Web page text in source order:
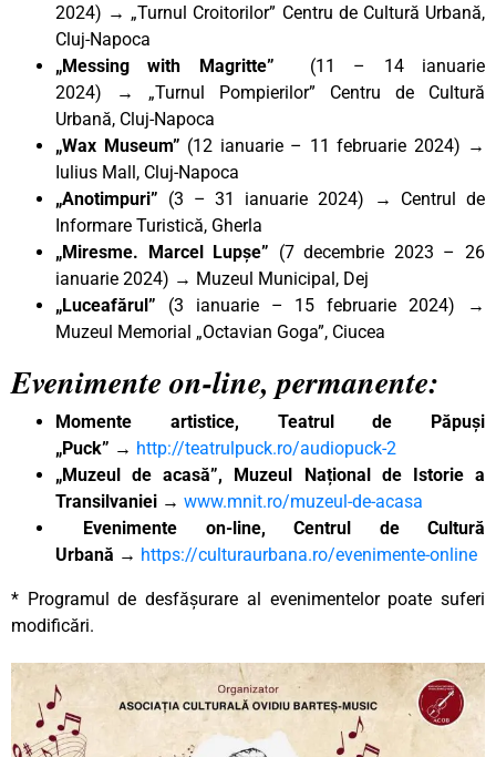
2024) → „Turnul Croitorilor” Centru de Cultură Urbană,
Cluj-Napoca
„Messing with Magritte”
(11 – 14 ianuarie
2024)
→ „Turnul Pompierilor” Centru de Cultură
Urbană, Cluj-Napoca
„Wax Museum” (12 ianuarie – 11 februarie 2024) →
Iulius Mall, Cluj-Napoca
„Anotimpuri” (3 – 31 ianuarie 2024) → Centrul de
Informare Turistică, Gherla
„Miresme. Marcel Lupșe” (7 decembrie 2023 – 26
ianuarie 2024) → Muzeul Municipal, Dej
„Luceafărul” (3 ianuarie – 15 februarie 2024) →
Muzeul Memorial „Octavian Goga”, Ciucea
Evenimente on-line, permanente:
Momente artistice, Teatrul de Păpuși
„Puck” → http://teatrulpuck.ro/audiopuck-2
„Muzeul de acasă”, Muzeul Național de Istorie a
Transilvaniei → www.mnit.ro/muzeul-de-acasa
Evenimente on-line, Centrul de Cultură
Urbană → https://culturaurbana.ro/evenimente-online
* Programul de desfășurare al evenimentelor poate suferi
modificări.